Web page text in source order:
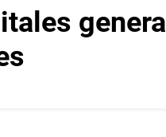
genera